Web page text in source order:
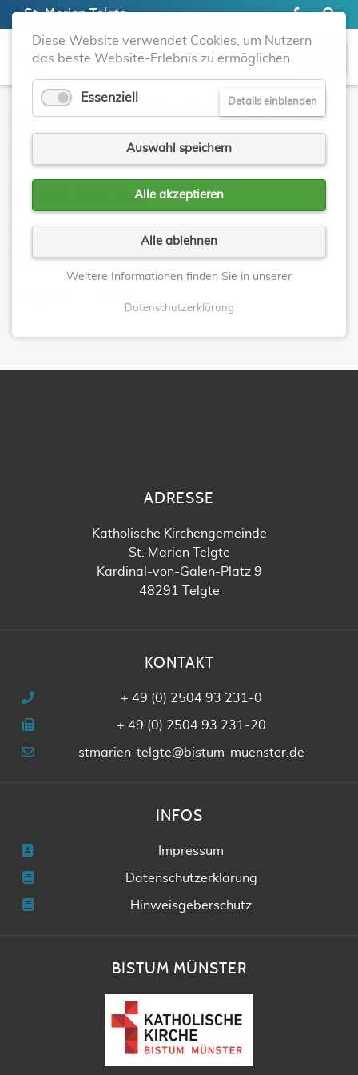
St. Marien Telgte
MÄNNERKREUZWEG AM
ALTEN KREUZWEG
17.03.2024, 06:00
Die Kirchengemeinde lädt alle Männer zu einem
gemeinsamen Kreuzweg ein. Anschließend gibt es im
ADRESSE
Katholische Kirchengemeinde
St. Marien Telgte
Kardinal-von-Galen-Platz 9
48291 Telgte
KONTAKT
+ 49 (0) 2504 93 231-0
+ 49 (0) 2504 93 231-20
stmarien-telgte@bistum-muenster.de
INFOS
Impressum
Datenschutzerklärung
Hinweisgeberschutz
BISTUM MÜNSTER
Diese Website verwendet Cookies, um Nutzern
das beste Website-Erlebnis zu ermöglichen.
Essenziell Details einblenden
Auswahl speichern
Alle akzeptieren
Alle ablehnen
Weitere Informationen finden Sie in unserer
Datenschutzerklärung